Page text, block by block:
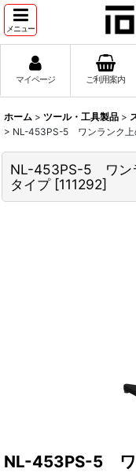
メニュー
マイページ ご利用案内
ホーム > ツール・工具製品 >
> NL-453PS-5 ワンランク上
NL-453PS-5 ワン
タイプ [111292]
NL-453PS-5 ワ